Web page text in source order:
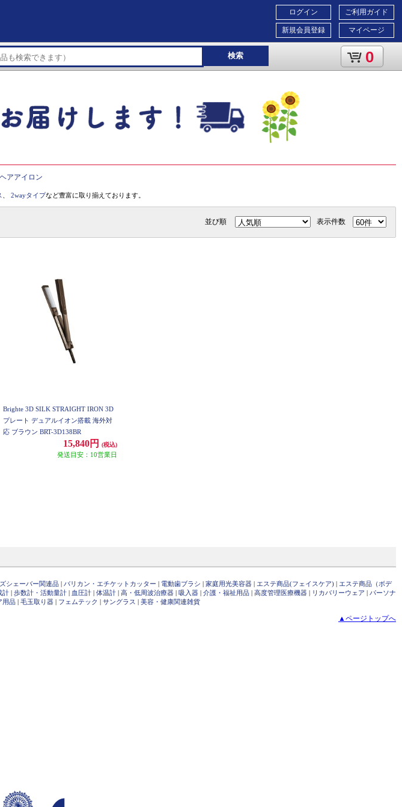
ご利用ガイド
マイページ
ログイン
新規会員登録
検索 0
アアイロン
2wayタイプなど豊富に取り揃えております。
並び順 表示件数
Brighte 3D SILK STRAIGHT IRON 3D
プレート デュアルイオン搭載 海外対
応 ブラウン BRT-3D138BR
15,840円 (税込)
発送目安：10営業日
シェーバー関連品 | バリカン・エチケットカッター | 電動歯ブラシ | 家庭用光美容器 | エステ商品(フェイスケア) | エステ商品（ボデ
計 | 歩数計・活動量計 | 血圧計 | 体温計 | 高・低周波治療器 | 吸入器 | 介護・福祉用品 | 高度管理医療機器 | リカバリーウェア | パーソナ
用品 | 毛玉取り器 | フェムテック | サングラス | 美容・健康関連雑貨
▲ページトップへ